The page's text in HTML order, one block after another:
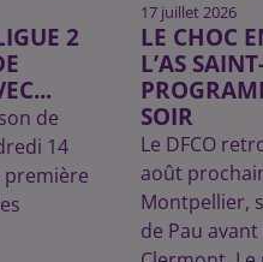
2
de
14
première
17 juillet 2026
LE CHOC
L’AS
SOIR
Le DFCO
août
Montpellier,
de Pau